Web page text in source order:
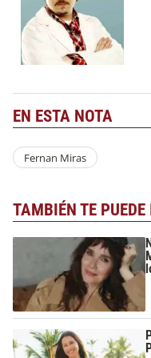
EN ESTA NOTA
Fernan Miras
TAMBIÉN TE PUEDE